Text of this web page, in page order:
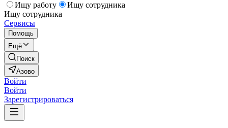
Ищу работу
Ищу сотрудника
Ищу сотрудника
Сервисы
Помощь
Ещё
Поиск
Азово
Войти
Войти
Зарегистрироваться